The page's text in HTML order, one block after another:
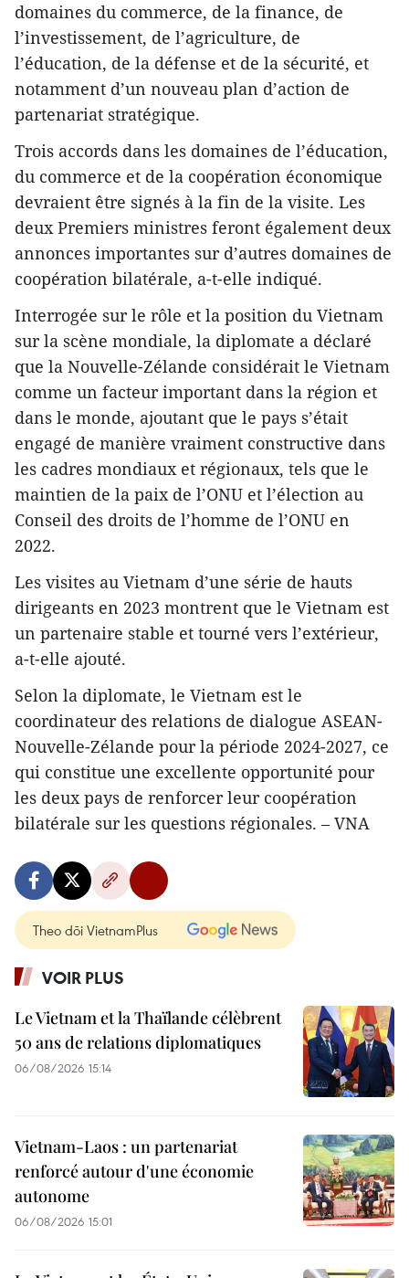
domaines du commerce, de la finance, de
l’investissement, de l’agriculture, de
l’éducation, de la défense et de la sécurité, et
notamment d’un nouveau plan d’action de
partenariat stratégique.
Trois accords dans les domaines de l’éducation,
du commerce et de la coopération économique
devraient être signés à la fin de la visite. Les
deux Premiers ministres feront également deux
annonces importantes sur d’autres domaines de
coopération bilatérale, a-t-elle indiqué.
Interrogée sur le rôle et la position du Vietnam
sur la scène mondiale, la diplomate a déclaré
que la Nouvelle-Zélande considérait le Vietnam
comme un facteur important dans la région et
dans le monde, ajoutant que le pays s’était
engagé de manière vraiment constructive dans
les cadres mondiaux et régionaux, tels que le
maintien de la paix de l’ONU et l’élection au
Conseil des droits de l’homme de l’ONU en
2022.
Les visites au Vietnam d’une série de hauts
dirigeants en 2023 montrent que le Vietnam est
un partenaire stable et tourné vers l’extérieur,
a-t-elle ajouté.
Selon la diplomate, le Vietnam est le
coordinateur des relations de dialogue ASEAN-
Nouvelle-Zélande pour la période 2024-2027, ce
qui constitue une excellente opportunité pour
les deux pays de renforcer leur coopération
bilatérale sur les questions régionales. – VNA
Theo dõi VietnamPlus
VOIR PLUS
Le Vietnam et la Thaïlande célèbrent
50 ans de relations diplomatiques
06/08/2026 15:14
Vietnam-Laos : un partenariat
renforcé autour d'une économie
autonome
06/08/2026 15:01